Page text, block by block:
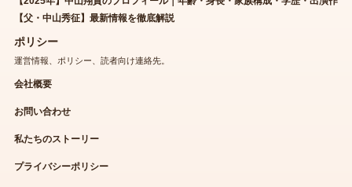
【父・中山秀征】最新情報を徹底解説
ポリシー
運営情報、ポリシー、読者向け連絡先。
会社概要
お問い合わせ
私たちのストーリー
プライバシーポリシー